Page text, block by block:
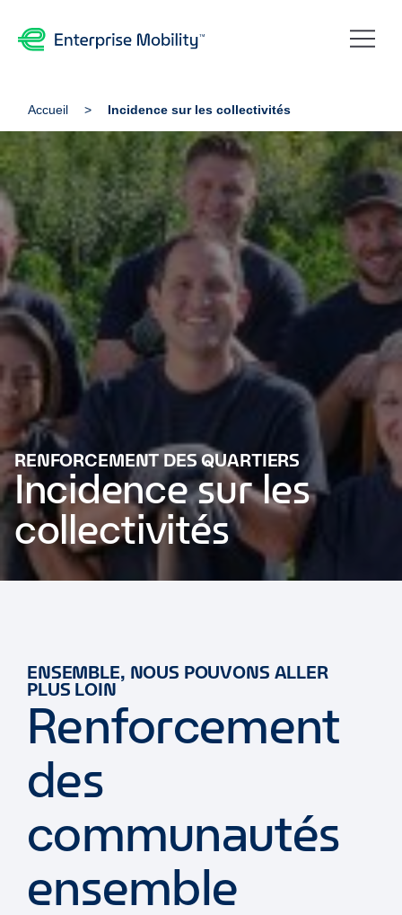
Accueil Incidence sur les collectivités
RENFORCEMENT DES QUARTIERS
Incidence sur les
collectivités
ENSEMBLE, NOUS POUVONS ALLER
PLUS LOIN
Renforcement
des
communautés
ensemble